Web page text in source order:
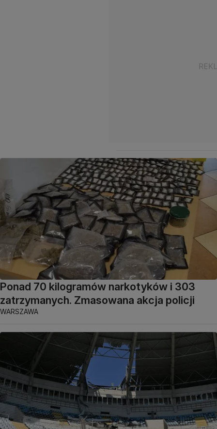
Ponad 70 kilogramów narkotyków i 303
zatrzymanych. Zmasowana akcja policji
WARSZAWA